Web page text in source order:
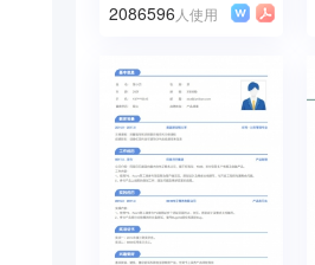
2086596 人使用